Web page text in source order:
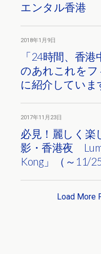
エンタル香港
2018年1月9日
「24時間、香
のあれこれを
に紹介していま
2017年11月23日
必見！麗しく楽
影・香港夜
Kong」（～11/25
Load More